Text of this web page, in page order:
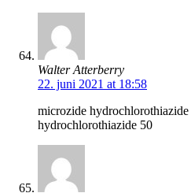
Walter Atterberry
22. juni 2021 at 18:58
microzide hydrochlorothiazide
hydrochlorothiazide 50